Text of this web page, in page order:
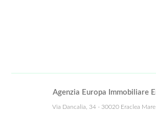
Agenzia Europa Immobiliare
Via Dancalia, 34 - 30020 Eraclea Mare